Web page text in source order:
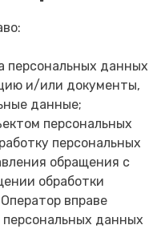
персональных данных
и/или документы,
данные;
персональных
персональных
обращения с
обработки
вправе
данных